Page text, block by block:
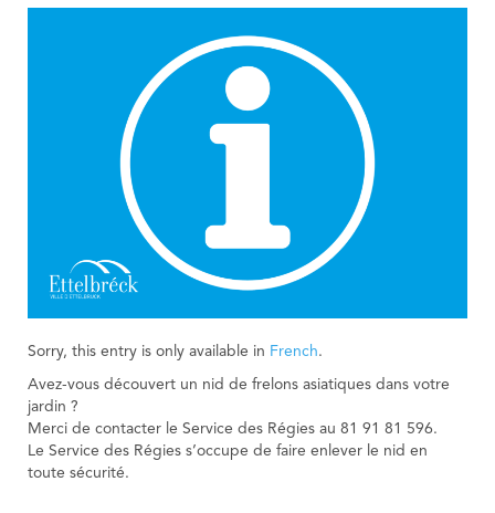
Urban Vision 2030
Municipal Regulations
Publications
Education Department
Education Department
Technical Services
Governance Department
Industrial services
Neighbourhood Mediation
Visiteur
Sorry, this entry is only available in French.
Avez-vous découvert un nid de frelons asiatiques dans votre
jardin ?
Merci de contacter le Service des Régies au 81 91 81 596.
Le Service des Régies s’occupe de faire enlever le nid en
toute sécurité.